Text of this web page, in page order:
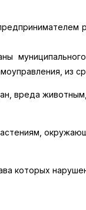
из
вреда
которых